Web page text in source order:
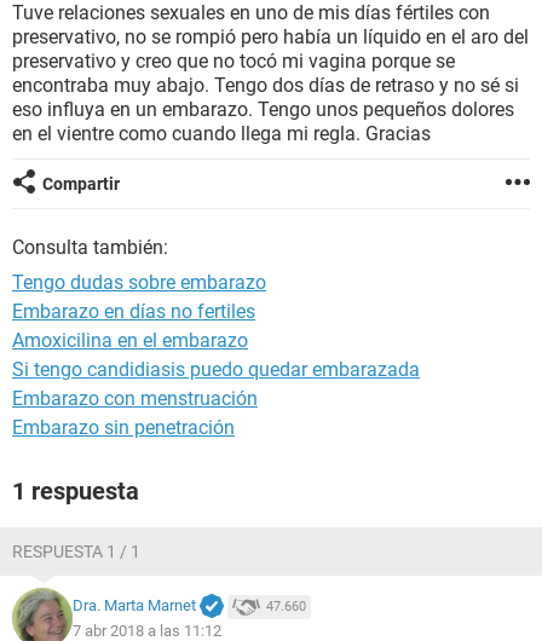
BIENESTAR
SEXUALIDAD
GLOSARIO
Tuve relaciones sexuales en uno de mis días fértiles con
preservativo, no se rompió pero había un líquido en el aro del
preservativo y creo que no tocó mi vagina porque se
encontraba muy abajo. Tengo dos días de retraso y no sé si
eso influya en un embarazo. Tengo unos pequeños dolores
en el vientre como cuando llega mi regla. Gracias
Compartir
Consulta también:
Tengo dudas sobre embarazo
Embarazo en días no fertiles
Amoxicilina en el embarazo
Si tengo candidiasis puedo quedar embarazada
Embarazo con menstruación
Embarazo sin penetración
1 respuesta
RESPUESTA 1 / 1
Dra. Marta Marnet 47.660
7 abr 2018 a las 11:12